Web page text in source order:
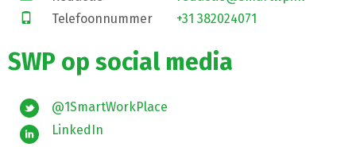
Telefoonnummer
+31 382024071
SWP op social media
@1SmartWorkPlace
LinkedIn